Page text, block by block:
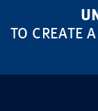
TO CREATE